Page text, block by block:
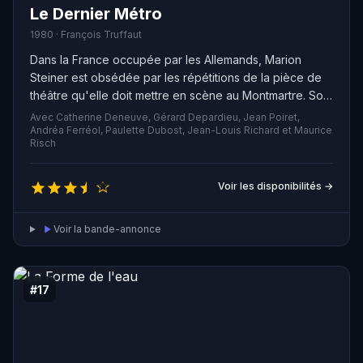
Le Dernier Métro
1980 · François Truffaut
Dans la France occupée par les Allemands, Marion
Steiner est obsédée par les répétitions de la pièce de
théâtre qu'elle doit mettre en scène au Montmartre. Son
mari, Lucas, un juif allemand, a fui Paris et s'est caché
dans les sous-sols du théâtre. Chaque soir, Marion le
rejoint pour discuter avec lui du travail des acteurs, en
particulier du jeune premier de la troupe, Bernard
Granger.
Avec Catherine Deneuve, Gérard Depardieu, Jean Poiret,
Andréa Ferréol, Paulette Dubost, Jean-Louis Richard et Maurice
Risch
Voir les disponibilités →
Voir la bande-annonce
#17